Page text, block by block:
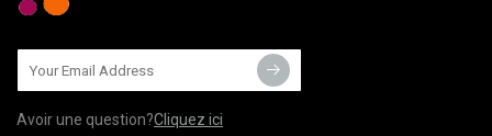
Avoir une question?Cliquez ici